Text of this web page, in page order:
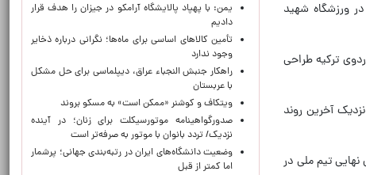
ورزشگاه شهید
ترکیه طراحی
آخرین روند
نهایی تیم ملی در
یمن: با پهپاد پالایشگاه آرامکو در جیزان را هدف قرار
دادیم
تأمین کالاهای اساسی برای ماه‌ها؛ نگرانی درباره ذخایر
وجود ندارد
راهکار جنبش النجباء عراق، دیپلماسی برای حل مشکل
با عربستان
ویتکاف و کوشنر «ممکن است» به مسکو بروند
صدورگواهینامه موتورسیکلت برای زنان؛ در آینده
نزدیک/ تردد بانوان با موتور به‌ صرفه‌تر است
وضعیت دانشگاه‌های ایران در رتبه‌بندی جهانی؛ پرشمار
اما کمتر از قبل